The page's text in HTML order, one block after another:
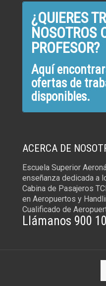
¿QUIERES
NOSOTROS
PROFESOR?
Aquí
ofertas de
disponibles.
ACERCA DE
Escuela Superior
enseñanza dedicada a
Cabina de Pasajeros
en Aeropuertos y
Cualificado de
Llámanos 900